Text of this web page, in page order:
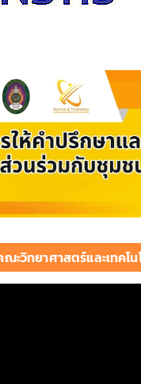
ะวิทยาศาสตร์และเทคโน